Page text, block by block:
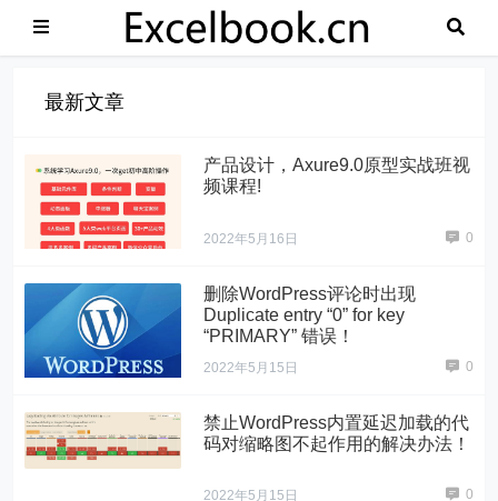
最新文章
产品设计，Axure9.0原型实战班视
频课程!
2022年5月16日 0
删除WordPress评论时出现
Duplicate entry “0” for key
“PRIMARY” 错误！
2022年5月15日 0
禁止WordPress内置延迟加载的代
码对缩略图不起作用的解决办法！
2022年5月15日 0